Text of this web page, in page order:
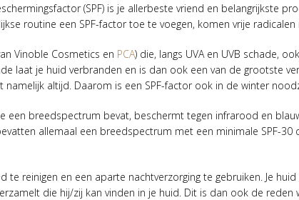
(SPF) is je allerbeste vriend en belangrijkste
routine een SPF-factor toe te voegen, komen vrije radicalen
Vinoble Cosmetics en PCA) die, langs UVA en UVB schade,
laat je huid verbranden en is dan ook een van de grootste
namelijk altijd. Daarom is een SPF-factor ook in de winter
een breedspectrum bevat, beschermt tegen infrarood en
allemaal een breedspectrum met een minimale SPF-30
te reinigen en een aparte nachtverzorging te gebruiken. Je
die hij/zij kan vinden in je huid. Dit is dan ook de reden